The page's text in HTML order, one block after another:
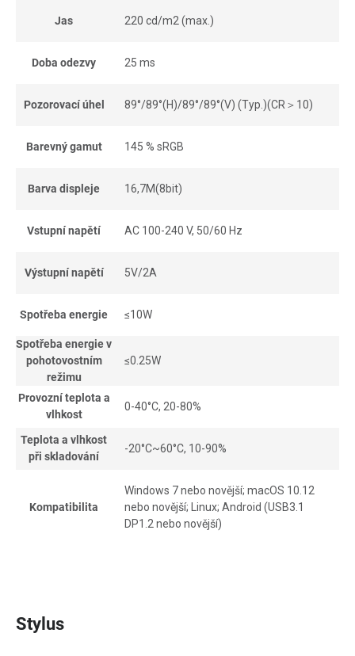
Jas 220 cd/m2 (max.)
Doba odezvy 25 ms
Pozorovací úhel 89°/89°(H)/89°/89°(V) (Typ.)(CR＞10)
Barevný gamut 145 % sRGB
Barva displeje 16,7M(8bit)
Vstupní napětí AC 100-240 V, 50/60 Hz
Výstupní napětí 5V/2A
Spotřeba energie ≤10W
Spotřeba energie v
pohotovostním
režimu
≤0.25W
Provozní teplota a
vlhkost
0-40°C, 20-80%
Teplota a vlhkost
při skladování
-20°C~60°C, 10-90%
Kompatibilita
Windows 7 nebo novější; macOS 10.12
nebo novější; Linux; Android (USB3.1
DP1.2 nebo novější)
Stylus